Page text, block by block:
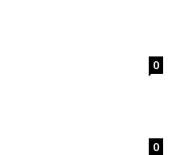
0
0